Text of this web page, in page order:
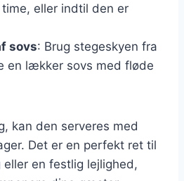
eller indtil den er
sovs: Brug stegeskyen fra
en lækker sovs med fløde
kan den serveres med
Det er en perfekt ret til
en festlig lejlighed,